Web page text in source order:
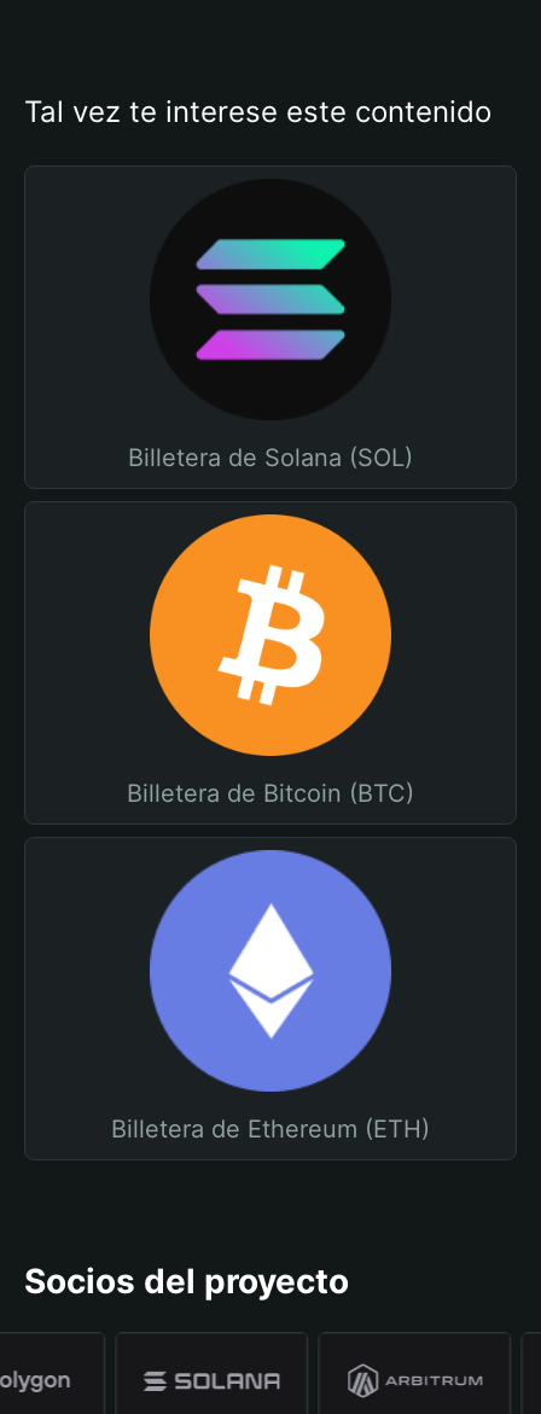
Tal vez te interese este contenido
Billetera de Solana (SOL)
Billetera de Bitcoin (BTC)
Billetera de Ethereum (ETH)
Socios del proyecto